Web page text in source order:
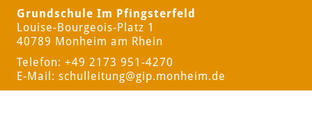
Grundschule Im Pfingsterfeld
Louise-Bourgeois-Platz 1
40789 Monheim am Rhein
Telefon: +49 2173 951-4270
E-Mail: schulleitung@gip.monheim.de